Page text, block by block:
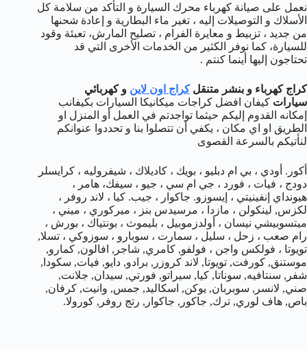
نعمل على صيانة كهرباء محرك السيارة و التأكد من سلامة كل
الأسلاك و التوصيلات إليه ، تغير ماء البطارية و إعادة شحنها
من جديد ، تزبيط و معايرة الفرام ، تصليح المارش، تعبئة وقود
للسيارة، كما نوفر الكثير من الخدمات الأخرى التي قد
تحتاجون إليها أينما كنتم .
كراج كهرباء و بنشر متنقلكراج اون لاين و كهربائي
سيارات كيفان افضل كراجات ميكانيكا السيارات بكيفانب
إمكانه القدوم إليكم حيثما تواجدتم في العمل أو المنزل او
الطريق او اي مكان ، يكفي أن تتصلوا بنا و تحددوا عنوانكم
لنأتيكم بالسرعة القصوى
أكور. أودي ، بي ام دبليو ، بويك ، كاديلاك ، شيفروليه ، كرايسلر
دودج ، فيات ، فورد ، جي ام سي ، جيو ، سيفك، هامر ،
هيونداي إنفينيتي ، إيسوزو. جاكوار ، جيب. كيا ، لاند روفر ،
لكزس, لينكولن ، مازدا ، مرسيدس بنز ، ميركوري ، ميني ،
ميتسوبيشي نيسان ، أولدزموبيل ، بليموث ، بونتياك ، بورش ،
رام صعب ، زحل ، سليل ، سمارت ، سوبارو ، سوزوكي ، تسلا,
تويوتا ، فولكس واجن ، فولفو, كامري, شاجر, افالون, كمارو,
موستنق, كورفت, تويوتا, لاند كروزر, برادو, دايو, فيات, سكودا,
شفر, سنتافيه, سوناتا, كيا, سيراتو, فورتي, سيدان, جلانت,
صني, لانسر, سوبربان, يوكن, اسكاليد, جمس, وانيت, كرفان,
باص, هاف لوري, ترك, جاكور, جاكوار, رتج روفر, كورولا.